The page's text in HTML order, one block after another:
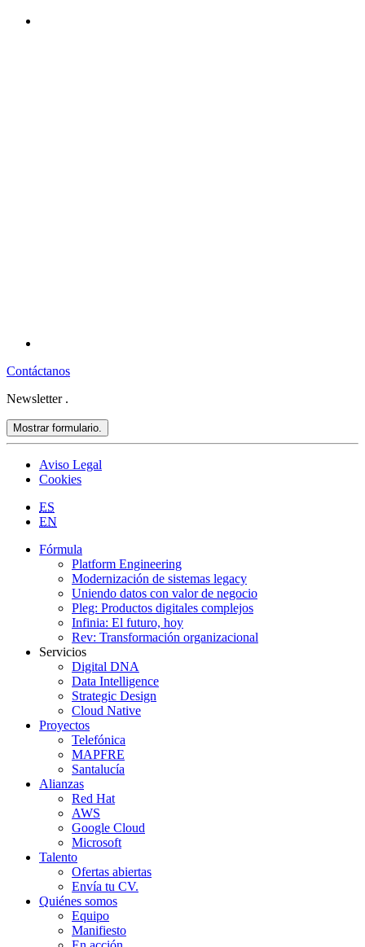
Contáctanos
Newsletter .
Mostrar formulario.
Aviso Legal
Cookies
ES
EN
Fórmula
Platform Engineering
Modernización de sistemas legacy
Uniendo datos con valor de negocio
Pleg: Productos digitales complejos
Infinia: El futuro, hoy
Rev: Transformación organizacional
Servicios
Digital DNA
Data Intelligence
Strategic Design
Cloud Native
Proyectos
Telefónica
MAPFRE
Santalucía
Alianzas
Red Hat
AWS
Google Cloud
Microsoft
Talento
Ofertas abiertas
Envía tu CV.
Quiénes somos
Equipo
Manifiesto